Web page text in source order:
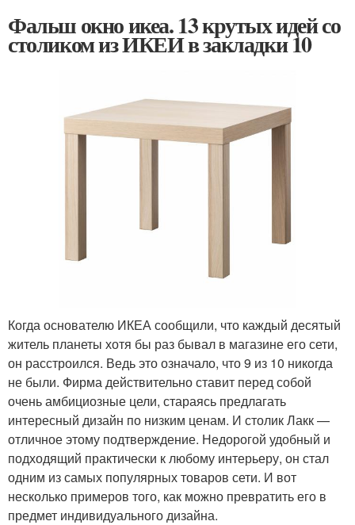
Фальш окно икеа. 13 крутых идей со
столиком из ИКЕИ в закладки 10
Когда основателю ИКЕА сообщили, что каждый десятый
житель планеты хотя бы раз бывал в магазине его сети,
он расстроился. Ведь это означало, что 9 из 10 никогда
не были. Фирма действительно ставит перед собой
очень амбициозные цели, стараясь предлагать
интересный дизайн по низким ценам. И столик Лакк —
отличное этому подтверждение. Недорогой удобный и
подходящий практически к любому интерьеру, он стал
одним из самых популярных товаров сети. И вот
несколько примеров того, как можно превратить его в
предмет индивидуального дизайна.